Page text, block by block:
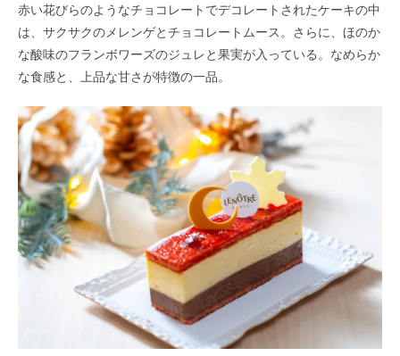
赤い花びらのようなチョコレートでデコレートされたケーキの中
は、サクサクのメレンゲとチョコレートムース。さらに、ほのか
な酸味のフランボワーズのジュレと果実が入っている。なめらか
な食感と、上品な甘さが特徴の一品。